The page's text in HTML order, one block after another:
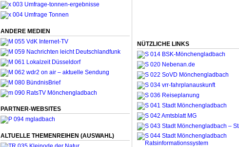
ANDERE MEDIEN
PARTNER-WEBSITES
ALTUELLE THEMENREIHEN (AUSWAHL)
NÜTZLICHE LINKS